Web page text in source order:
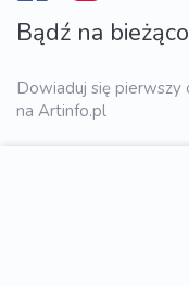
Bądź na bieżąco
Dowiaduj się pierwszy
na Artinfo.pl